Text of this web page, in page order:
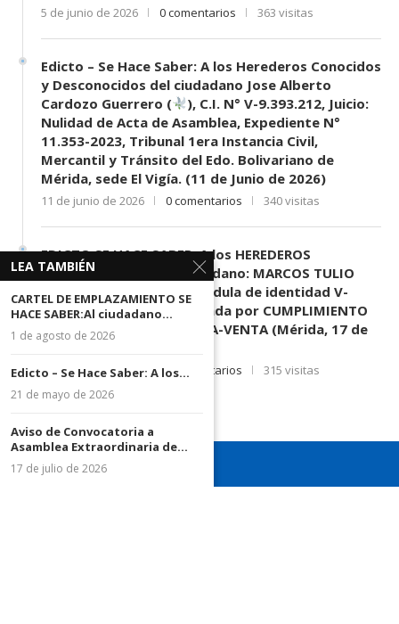
5 de junio de 2026 0 comentarios 363 visitas
Edicto – Se Hace Saber: A los Herederos Conocidos
y Desconocidos del ciudadano Jose Alberto
Cardozo Guerrero (
), C.I. N° V-9.393.212, Juicio:
Nulidad de Acta de Asamblea, Expediente N°
11.353-2023, Tribunal 1era Instancia Civil,
Mercantil y Tránsito del Edo. Bolivariano de
Mérida, sede El Vigía. (11 de Junio de 2026)
11 de junio de 2026 0 comentarios 340 visitas
EDICTO SE HACE SABER: A los HEREDEROS
DESCONOCIDOS del ciudadano: MARCOS TULIO
MORENO HERRERA, (
) cédula de identidad V-
3.003.963, Parte demandada por CUMPLIMIENTO
DE CONTRATO DE COMPRA-VENTA (Mérida, 17 de
Junio de 2026)
17 de junio de 2026 0 comentarios 315 visitas
LEA TAMBIÉN
CARTEL DE EMPLAZAMIENTO SE
HACE SABER:Al ciudadano...
1 de agosto de 2026
Edicto – Se Hace Saber: A los...
21 de mayo de 2026
Aviso de Convocatoria a
Asamblea Extraordinaria de...
17 de julio de 2026